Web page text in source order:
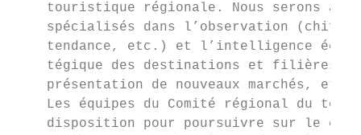
touristique régionale. Nous serons à
spécialisés dans l’observation
tendance, etc.) et l’intelligence
tégique des destinations et filières,
présentation de nouveaux marchés,
Les équipes du Comité régional du
disposition pour poursuivre sur le